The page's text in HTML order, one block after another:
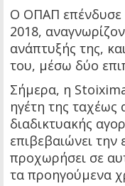
Ο ΟΠΑΠ επένδυσε
2018,
ανάπτυξής της,
του, μέσω δύο
Σήμερα, η
ηγέτη της
διαδικτυακής
επιβεβαιώνει
προχωρήσει σε
τα προηγούμενα